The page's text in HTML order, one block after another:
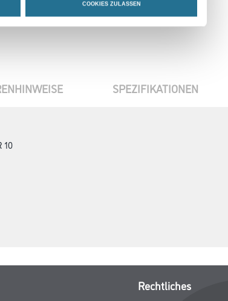
COOKIES ZULASSEN
SPEZIFIKATIONEN
10
Rechtliches